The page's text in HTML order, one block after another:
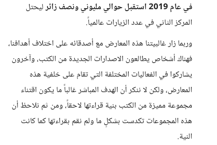
في عام 2019 استقبل حوالي مليوني ونصف زائر
ليحتل
المركز الثاني في عدد الزيارات عالمياً.
وربما زار غالبيتنا هذه المعارض مع أصدقائه على اختلاف أهدافنا،
فهناك أشخاص يطالعون الاصدارات الجديدة من الكتب، وآخرون
يشاركوا في الفعاليات المختلفة التي تقام على خلفية هذه
المعارض، ولكن لا ننكر أن الهدف المباشر غالباً ما يكون اقتناء
مجموعة مميزة من الكتب بنية قراءتها لاحقاً، ومن ثم نلاحظ أن
هذه المجموعات تكدست بشكلٍ ما ولم نقم بقراءتها كما كانت
النية.